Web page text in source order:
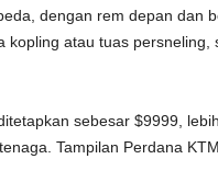
dengan rem depan dan
atau tuas persneling,
sebesar $9999,
Tampilan Perdana